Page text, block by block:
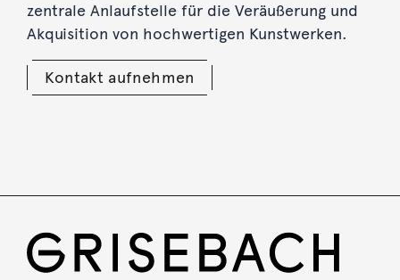
zentrale Anlaufstelle für die Veräußerung und
Akquisition von hochwertigen Kunstwerken.
Kontakt aufnehmen